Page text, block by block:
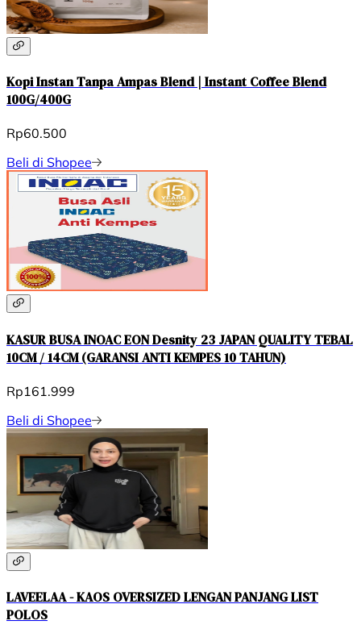
Kopi Instan Tanpa Ampas Blend | Instant Coffee Blend
100G/400G
Rp60.500
Beli di Shopee
KASUR BUSA INOAC EON Desnity 23 JAPAN QUALITY TEBAL
10CM / 14CM (GARANSI ANTI KEMPES 10 TAHUN)
Rp161.999
Beli di Shopee
LAVEELAA - KAOS OVERSIZED LENGAN PANJANG LIST
POLOS